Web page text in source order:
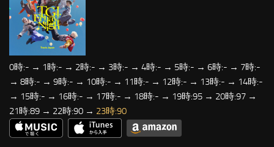
0時:- → 1時:- → 2時:- → 3時:- → 4時:- → 5時:- → 6時:- → 7時:-
→ 8時:- → 9時:- → 10時:- → 11時:- → 12時:- → 13時:- → 14時:-
→ 15時:- → 16時:- → 17時:- → 18時:- → 19時:95 → 20時:97 →
21時:89 → 22時:90 → 23時:90